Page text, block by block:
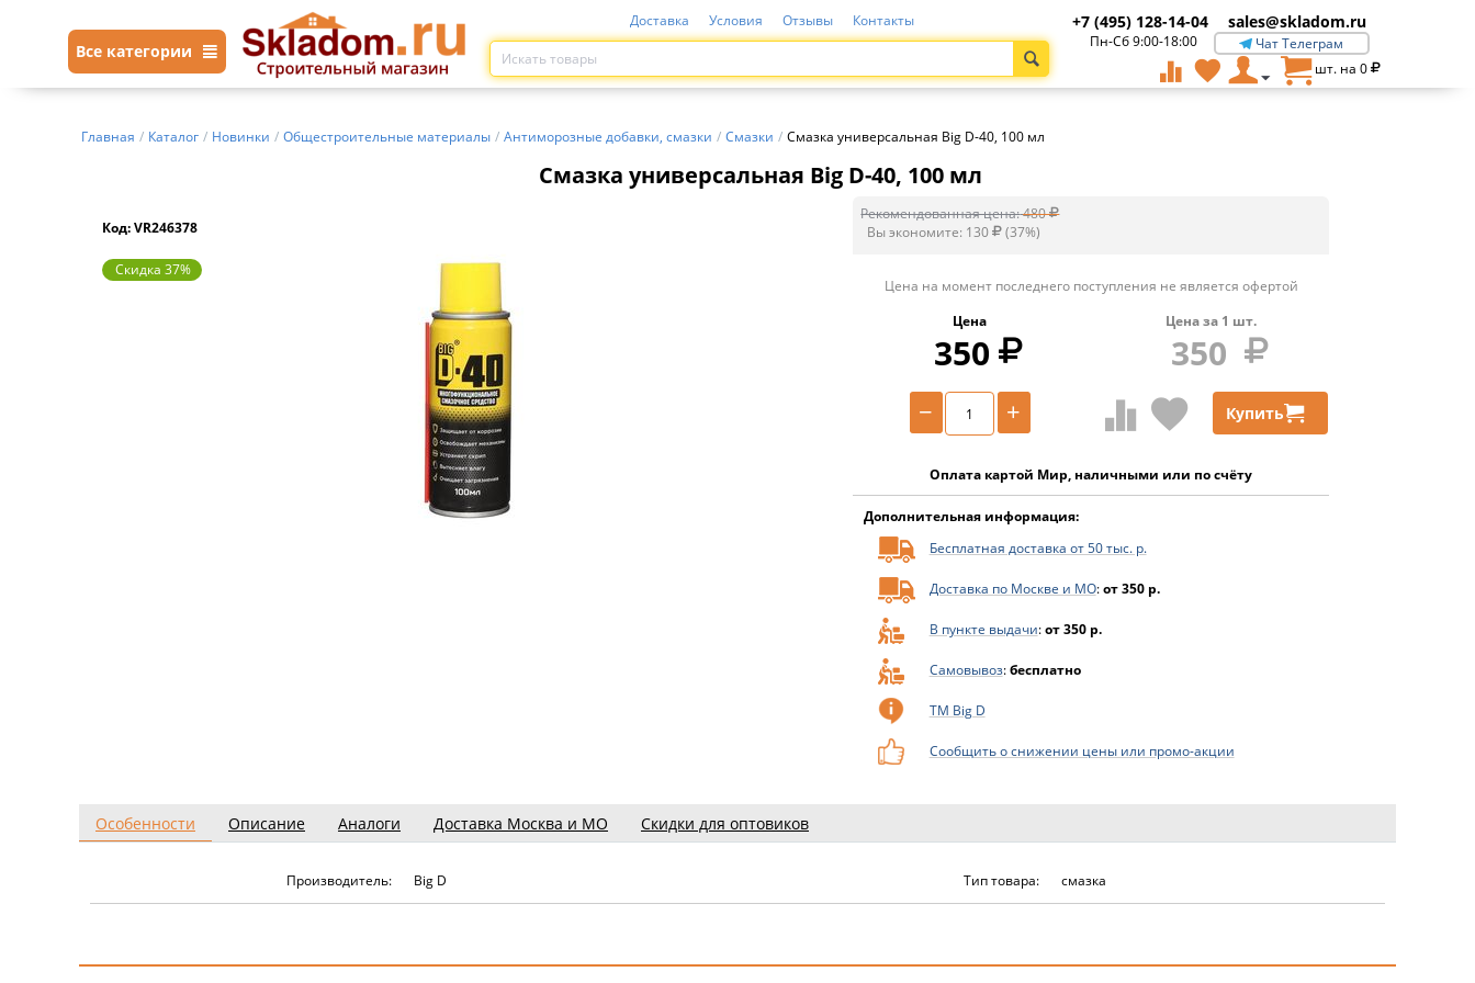
Все категории
Доставка Условия Отзывы Контакты +7 (495) 128-14-04 sales@skladom.ru
Пн-Сб 9:00-18:00
Чат Телеграм
шт. на 0
Главная / Каталог / Новинки / Общестроительные материалы / Антиморозные добавки, смазки / Смазки / Смазка универсальная Big D-40, 100 мл
Смазка универсальная Big D-40, 100 мл
Код: VR246378
Скидка 37%
Рекомендованная цена:480
Вы экономите: 130 (37%)
Цена на момент последнего поступления не является офертой
Цена
350
Цена за 1 шт.
350
+
− Купить
Оплата картой Мир, наличными или по счёту
Дополнительная информация:
Бесплатная доставка от 50 тыс. р.
Доставка по Москве и МО:от 350 р.
В пункте выдачи:от 350 р.
Самовывоз:бесплатно
ТМ Big D
Сообщить о снижении цены или промо-акции
Особенности Описание Аналоги Доставка Москва и МО Скидки для оптовиков
Производитель: Big D Тип товара: смазка